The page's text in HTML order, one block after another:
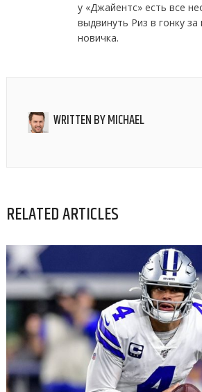
у «Джайентс» есть все
выдвинуть Риз в гонку
новичка.
WRITTEN BYMICHAEL
RELATED ARTICLES